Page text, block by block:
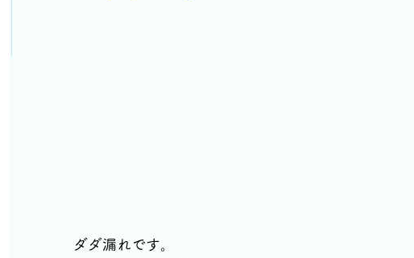
ダダ漏れです。